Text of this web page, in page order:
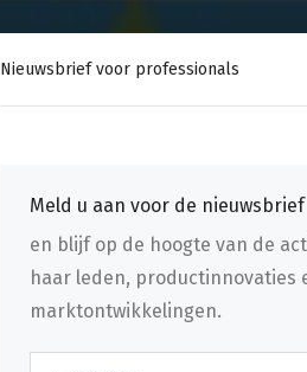
Nieuwsbrief voor professionals
Meld u aan voor de nieuwsbrief
en blijf op de hoogte van de
haar leden, productinnovaties
marktontwikkelingen.